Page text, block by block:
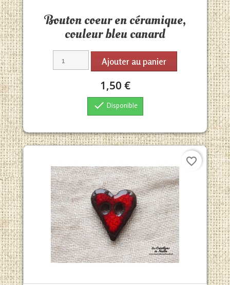
Bouton coeur en céramique,
couleur bleu canard
Ajouter au panier
1,50 €
 Disponible
favorite_border